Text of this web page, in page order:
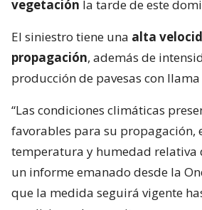
vegetación la tarde de este
El siniestro tiene una alta
propagación, además de
producción de pavesas con
“Las condiciones climáticas
favorables para su propagación,
temperatura y humedad relativa
un informe emanado desde la
que la medida seguirá vigente